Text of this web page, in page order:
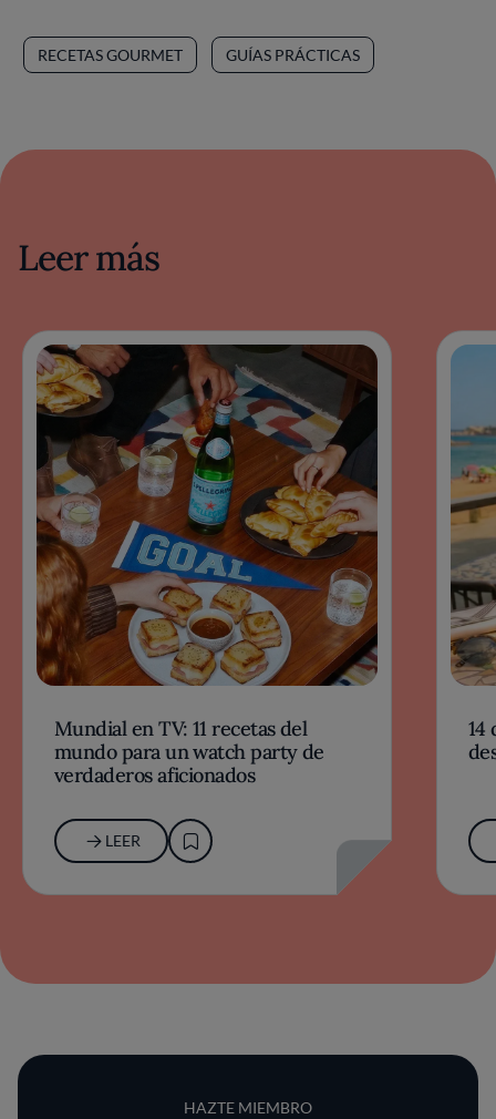
RECETAS GOURMET GUÍAS PRÁCTICAS
Leer más
Mundial en TV: 11 recetas del
mundo para un watch party de
verdaderos aficionados
LEER
14
HAZTE MIEMBRO